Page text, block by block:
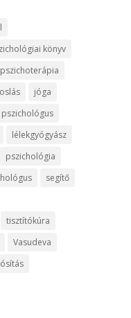
könyv
jóga
lélekgyógyász
pszichológia
segítő
tisztítókúra
Vasudeva